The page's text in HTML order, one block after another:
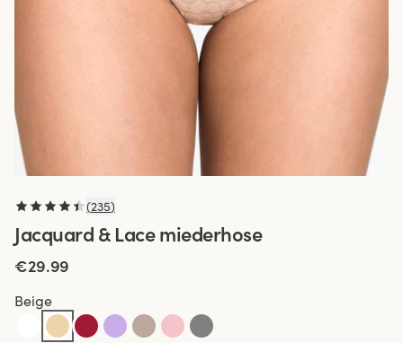
(235)
Jacquard & Lace miederhose
€29.99
Beige